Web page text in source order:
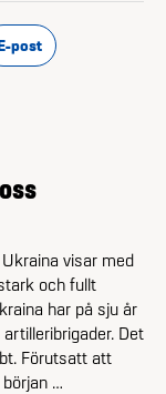
post
visar med
och fullt
har på sju år
Det
Förutsatt att
…